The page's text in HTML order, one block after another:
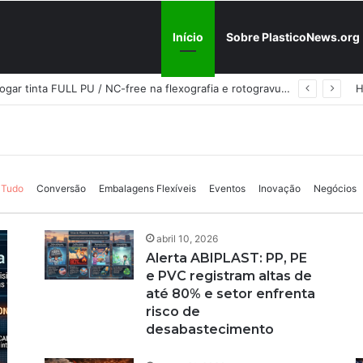
Início Sobre PlasticoNews.org
Fabricantes já têm o “plano B” na prateleira: PU 100% / NC-free existe, mas ainda é pouco usado: a hora é transformar isso em projeto de resiliência
de US$ 220/t e reabre
onda global de reajustes…
Embalagens e
homologar tinta FULL
B” na prateleira: PU
a hora é transformar
zona de risco: preço sobe,
Tudo Conversão Embalagens Flexíveis Eventos Inovação Negócios
abril 10, 2026
Alerta ABIPLAST: PP, PE
e PVC registram altas de
até 80% e setor enfrenta
risco de
desabastecimento